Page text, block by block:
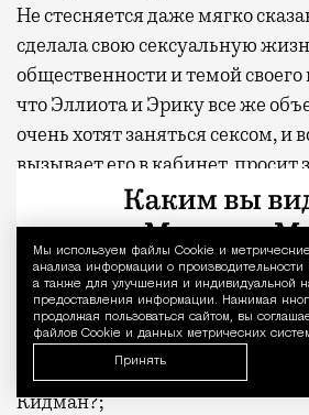
Мы используем файлы Сookie и
анализа информации о производительности
а также для улучшения и индивидуальной
предоставления информации. Нажимая
продолжая пользоваться сайтом, вы
файлов Cookie и данных метрических
Принять
Не стесняется даже мягко
сделала свою сексуальную
общественности и темой своего
что Эллиота и Эрику все же
очень хотят заняться сексом, и
вызывает его в кабинет, просит
достает плетку. «Ведь это не
спрашивает начальница перед
губами в рот ассистента.
от удовольствия гик, не
эту минуту он готов сказать что
секс на рабочем месте
герои не смотрели «Плохую
Кидман?;